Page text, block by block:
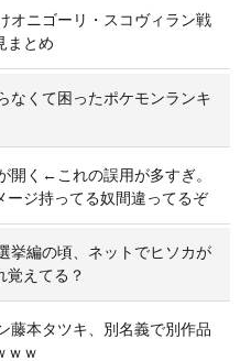
オニゴーリ・スコヴィラン戦
まとめ
なくて困ったポケモンランキ
開く←これの誤用が多すぎ。
ージ持ってる奴間違ってるぞ
挙編の頃、ネットでヒソカが
覚えてる？
藤本タツキ、別名義で別作品
ｗｗ